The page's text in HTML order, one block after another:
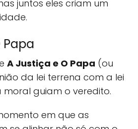
juntos eles criam um
Papa
A Justiça e O Papa (ou
da lei terrena com a lei
moral guiam o veredito.
em que as